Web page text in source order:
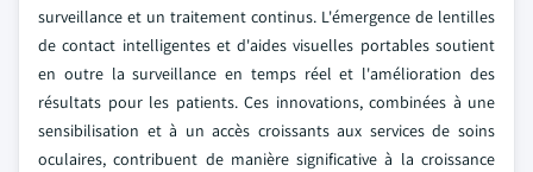
surveillance et un traitement continus. L'émergence de lentilles
de contact intelligentes et d'aides visuelles portables soutient
en outre la surveillance en temps réel et l'amélioration des
résultats pour les patients. Ces innovations, combinées à une
sensibilisation et à un accès croissants aux services de soins
oculaires, contribuent de manière significative à la croissance